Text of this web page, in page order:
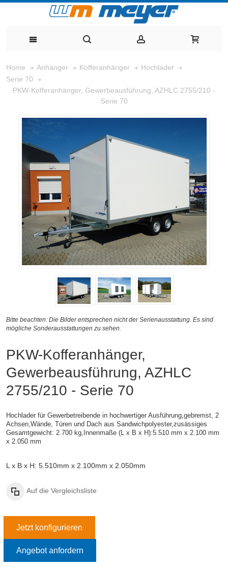
Home Anhänger Kofferanhänger
Hochlader
Serie 70
PKW-Kofferanhänger, Gewerbeausführung, AZHLC 2755/210 -
Serie 70
Bitte beachten: Die Bilder entsprechen nicht der Serienausstattung. Es sind
mögliche Sonderausstattungen zu sehen.
PKW-Kofferanhänger,
Gewerbeausführung, AZHLC
2755/210 - Serie 70
Hochlader für Gewerbetreibende in hochwertiger Ausführung,gebremst, 2
Achsen,Wände, Türen und Dach aus Sandwichpolyester,zusässiges
Gesamtgewicht: 2.700 kg, Innenmaße (L x B x H):5.510 mm x 2.100 mm
x 2.050 mm
L x B x H: 5.510mm x 2.100mm x 2.050mm
Auf die Vergleichsliste
Jetzt konfigurieren
Angebot anfordern